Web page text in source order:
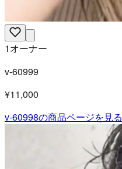
1オーナー
v-60999
¥11,000
v-60998の商品ページを見る